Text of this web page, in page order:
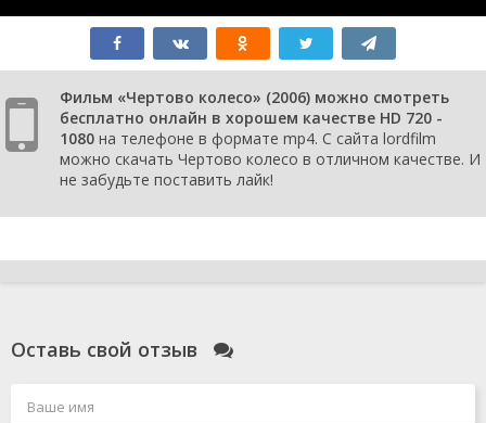
Фильм «Чертово колесо» (2006) можно смотреть
бесплатно онлайн в хорошем качестве HD 720 -
1080 на телефоне в формате mp4. С сайта lordfilm
можно скачать Чертово колесо в отличном качестве. И
не забудьте поставить лайк!
Оставь свой отзыв